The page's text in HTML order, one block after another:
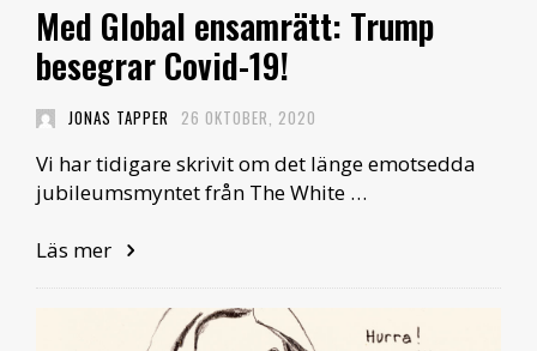
Med Global ensamrätt: Trump
besegrar Covid-19!
JONAS TAPPER 26 OKTOBER, 2020
Vi har tidigare skrivit om det länge emotsedda
jubileumsmyntet från The White …
Läs mer